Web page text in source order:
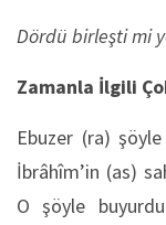
Dördü birleşti mi
Zamanla İlgili
Ebuzer (ra)
İbrâhîm’in (as)
O şöyle